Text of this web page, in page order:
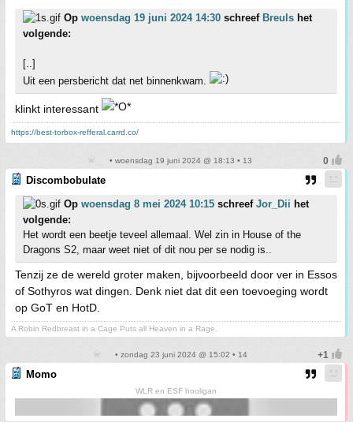
Op woensdag 19 juni 2024 14:30 schreef Breuls het
volgende:
[..]
Uit een persbericht dat net binnenkwam.
klinkt interessant
https://best-torbox-refferal.carrd.co/
• woensdag 19 juni 2024 @ 18:13 • 13
Discombobulate
Op woensdag 8 mei 2024 10:15 schreef Jor_Dii het
volgende:
Het wordt een beetje teveel allemaal. Wel zin in House of the
Dragons S2, maar weet niet of dit nou per se nodig is..
Tenzij ze de wereld groter maken, bijvoorbeeld door ver in Essos
of Sothyros wat dingen. Denk niet dat dit een toevoeging wordt
op GoT en HotD.
A Robin Redbreast in a Cage Puts all Heaven in a Rage.
• zondag 23 juni 2024 @ 15:02 • 14
Momo
WLR en ESF hooligan